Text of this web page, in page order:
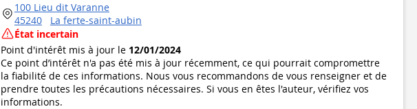
100 Lieu dit Varanne
45240
La ferte-saint-aubin
État incertain
Point d'intérêt mis à jour le 12/01/2024
Ce point d’intérêt n'a pas été mis à jour récemment, ce qui pourrait compromettre
la fiabilité de ces informations. Nous vous recommandons de vous renseigner et de
prendre toutes les précautions nécessaires. Si vous en êtes l'auteur, vérifiez vos
informations.